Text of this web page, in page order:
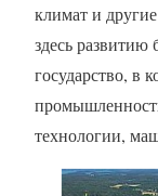
климат и
здесь развитию
государство, в
технологии,